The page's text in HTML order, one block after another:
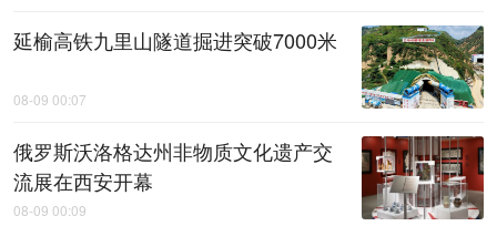
延榆高铁九里山隧道掘进突破7000米
08-09 00:07
俄罗斯沃洛格达州非物质文化遗产交
流展在西安开幕
08-09 00:09